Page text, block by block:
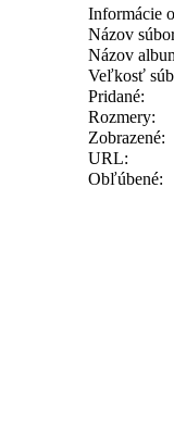
Informácie
Názov
Názov
Veľkosť
Pridané:
Rozmery:
Zobrazené:
URL:
Obľúbené: